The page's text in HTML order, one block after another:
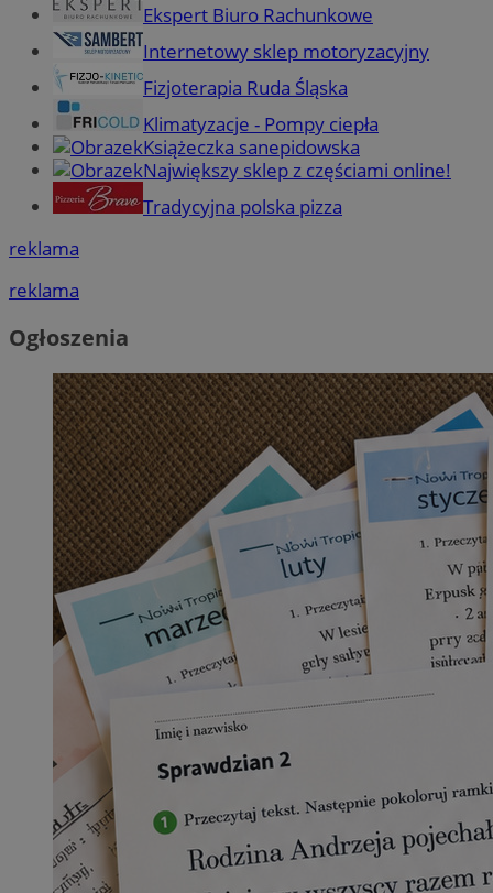
Ekspert Biuro Rachunkowe
Internetowy sklep motoryzacyjny
Fizjoterapia Ruda Śląska
Klimatyzacje - Pompy ciepła
Książeczka sanepidowska
Największy sklep z częściami online!
Tradycyjna polska pizza
reklama
reklama
Ogłoszenia